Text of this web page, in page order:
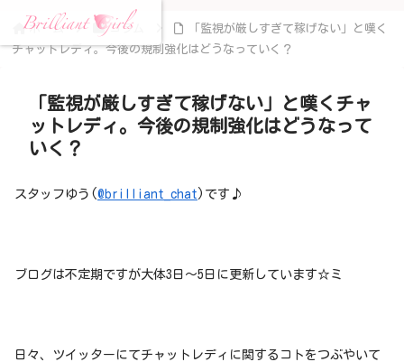
ホーム コラム
「監視が厳しすぎて稼げない」と嘆く
チャットレディ。今後の規制強化はどうなっていく？
「監視が厳しすぎて稼げない」と嘆くチャ
ットレディ。今後の規制強化はどうなって
いく？
スタッフゆう(@brilliant_chat )です♪
ブログは不定期ですが大体3日～5日に更新しています☆ミ
日々、ツイッターにてチャットレディに関するコトをつぶやいて